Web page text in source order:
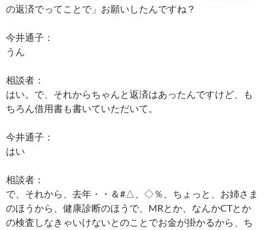
の返済でってことで」お願いしたんですね？
今井通子：
うん
相談者：
はい。で、それからちゃんと返済はあったんですけど、も
ちろん借用書も書いていただいて。
今井通子：
はい
相談者：
で、それから、去年・・＆#△、◇％、ちょっと、お姉さま
のほうから、健康診断のほうで、MRとか、なんかCTとか
の検査しなきゃいけないとのことでお金が掛かるから、ち